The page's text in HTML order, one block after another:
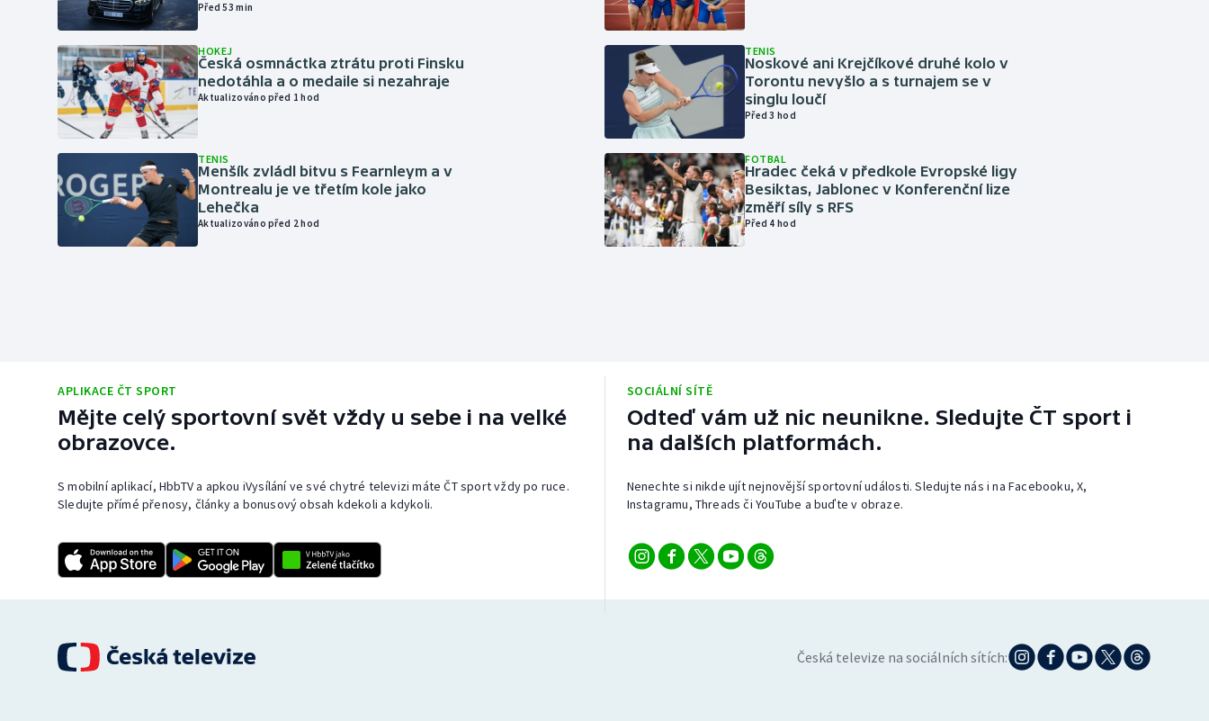
Před 53 min
HOKEJ
Česká osmnáctka ztrátu proti Finsku
nedotáhla a o medaile si nezahraje
Aktualizováno před 1 hod
TENIS
Menšík zvládl bitvu s Fearnleym a v
Montrealu je ve třetím kole jako
Lehečka
Aktualizováno před 2 hod
TENIS
Noskové ani Krejčíkové druhé kolo v
Torontu nevyšlo a s turnajem se v
singlu loučí
Před 3 hod
FOTBAL
Hradec čeká v předkole Evropské ligy
Besiktas, Jablonec v Konferenční lize
změří síly s RFS
Před 4 hod
APLIKACE ČT SPORT
Mějte celý sportovní svět vždy u sebe i na velké
obrazovce.
S mobilní aplikací, HbbTV a apkou iVysílání ve své chytré televizi máte ČT sport vždy po ruce.
Sledujte přímé přenosy, články a bonusový obsah kdekoli a kdykoli.
SOCIÁLNÍ SÍTĚ
Odteď vám už nic neunikne. Sledujte ČT sport i
na dalších platformách.
Nenechte si nikde ujít nejnovější sportovní události. Sledujte nás i na Facebooku, X,
Instagramu, Threads či YouTube a buďte v obraze.
Česká televize na sociálních sítích: